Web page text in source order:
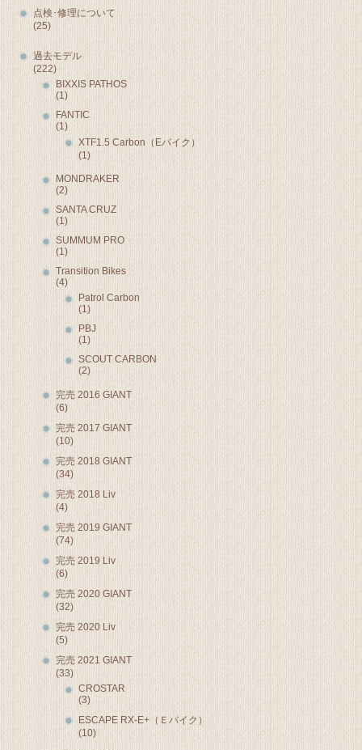
点検･修理について
(25)
過去モデル
(222)
BIXXIS PATHOS
(1)
FANTIC
(1)
XTF1.5 Carbon（Eバイク）
(1)
MONDRAKER
(2)
SANTA CRUZ
(1)
SUMMUM PRO
(1)
Transition Bikes
(4)
Patrol Carbon
(1)
PBJ
(1)
SCOUT CARBON
(2)
完売 2016 GIANT
(6)
完売 2017 GIANT
(10)
完売 2018 GIANT
(34)
完売 2018 Liv
(4)
完売 2019 GIANT
(74)
完売 2019 Liv
(6)
完売 2020 GIANT
(32)
完売 2020 Liv
(5)
完売 2021 GIANT
(33)
CROSTAR
(3)
ESCAPE RX-E+（Ｅバイク）
(10)